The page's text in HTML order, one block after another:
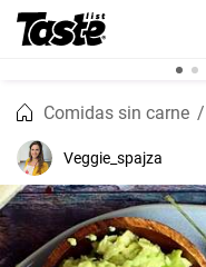
Comidas sin carne
Veggie_spajza